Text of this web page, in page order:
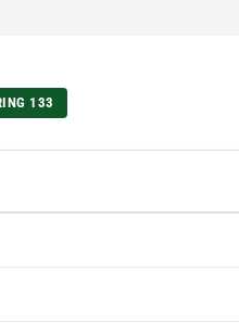
133